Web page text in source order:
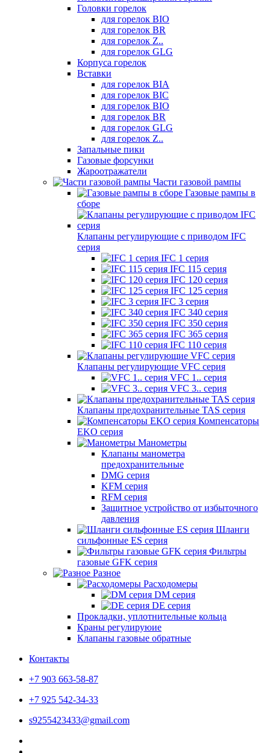
Головки горелок
для горелок BIO
для горелок BR
для горелок Z..
для горелок GLG
Корпуса горелок
Вставки
для горелок BIA
для горелок BIC
для горелок BIO
для горелок BR
для горелок GLG
для горелок Z..
Запальные пики
Газовые форсунки
Жароотражатели
Части газовой рампы
Газовые рампы в
сборе
Клапаны регулирующие с приводом IFC
серия
IFC 1 серия
IFC 115 серия
IFC 120 серия
IFC 125 серия
IFC 3 серия
IFC 340 серия
IFC 350 серия
IFC 365 серия
IFC 110 серия
Клапаны регулирующие VFC серия
VFC 1.. серия
VFC 3.. серия
Клапаны предохранительные TAS серия
Компенсаторы
EKO серия
Манометры
Клапаны манометра
предохранительные
DMG серия
KFM серия
RFM серия
Защитное устройство от избыточного
давления
Шланги
сильфонные ES серия
Фильтры
газовые GFK серия
Разное
Расходомеры
DM серия
DE серия
Прокладки, уплотнительные кольца
Краны регулируюие
Клапаны газовые обратные
Контакты
+7 903 663-58-87
+7 925 542-34-33
s9255423433@gmail.com